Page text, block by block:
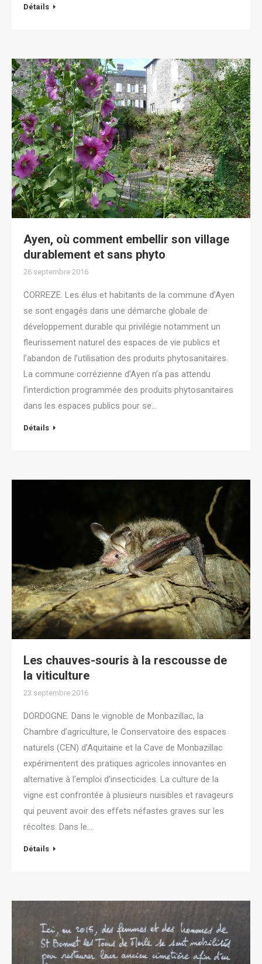
Détails
Ayen, où comment embellir son village
durablement et sans phyto
26 septembre 2016
CORREZE. Les élus et habitants de la commune d’Ayen
se sont engagés dans une démarche globale de
développement durable qui privilégie notamment un
fleurissement naturel des espaces de vie publics et
l’abandon de l’utilisation des produits phytosanitaires.
La commune corrézienne d’Ayen n’a pas attendu
l’interdiction programmée des produits phytosanitaires
dans les espaces publics pour se…
Détails
Les chauves-souris à la rescousse de
la viticulture
23 septembre 2016
DORDOGNE. Dans le vignoble de Monbazillac, la
Chambre d’agriculture, le Conservatoire des espaces
naturels (CEN) d’Aquitaine et la Cave de Monbazillac
expérimentent des pratiques agricoles innovantes en
alternative à l’emploi d’insecticides. La culture de la
vigne est confrontée à plusieurs nuisibles et ravageurs
qui peuvent avoir des effets néfastes graves sur les
récoltes. Dans le…
Détails